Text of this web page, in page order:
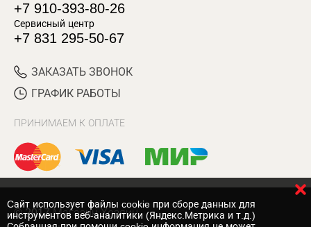
+7 910-393-80-26
Сервисный центр
+7 831 295-50-67
ЗАКАЗАТЬ ЗВОНОК
ГРАФИК РАБОТЫ
ПРИНИМАЕМ К ОПЛАТЕ
© 2017 Магазин Хозяин
Cайт использует файлы cookie при сборе данных для
инструментов веб-аналитики (Яндекс.Метрика и т.д.)